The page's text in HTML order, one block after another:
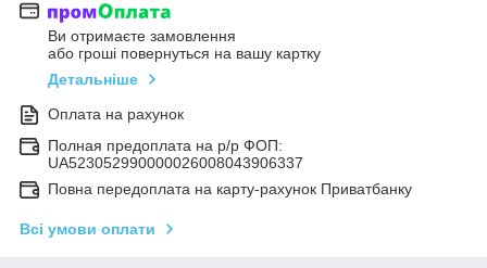
Ви отримаєте замовлення
або гроші повернуться на вашу картку
Детальніше
Оплата на рахунок
Полная предоплата на р/р ФОП:
UA523052990000026008043906337
Повна передоплата на карту-рахунок Приватбанку
Всі умови оплати